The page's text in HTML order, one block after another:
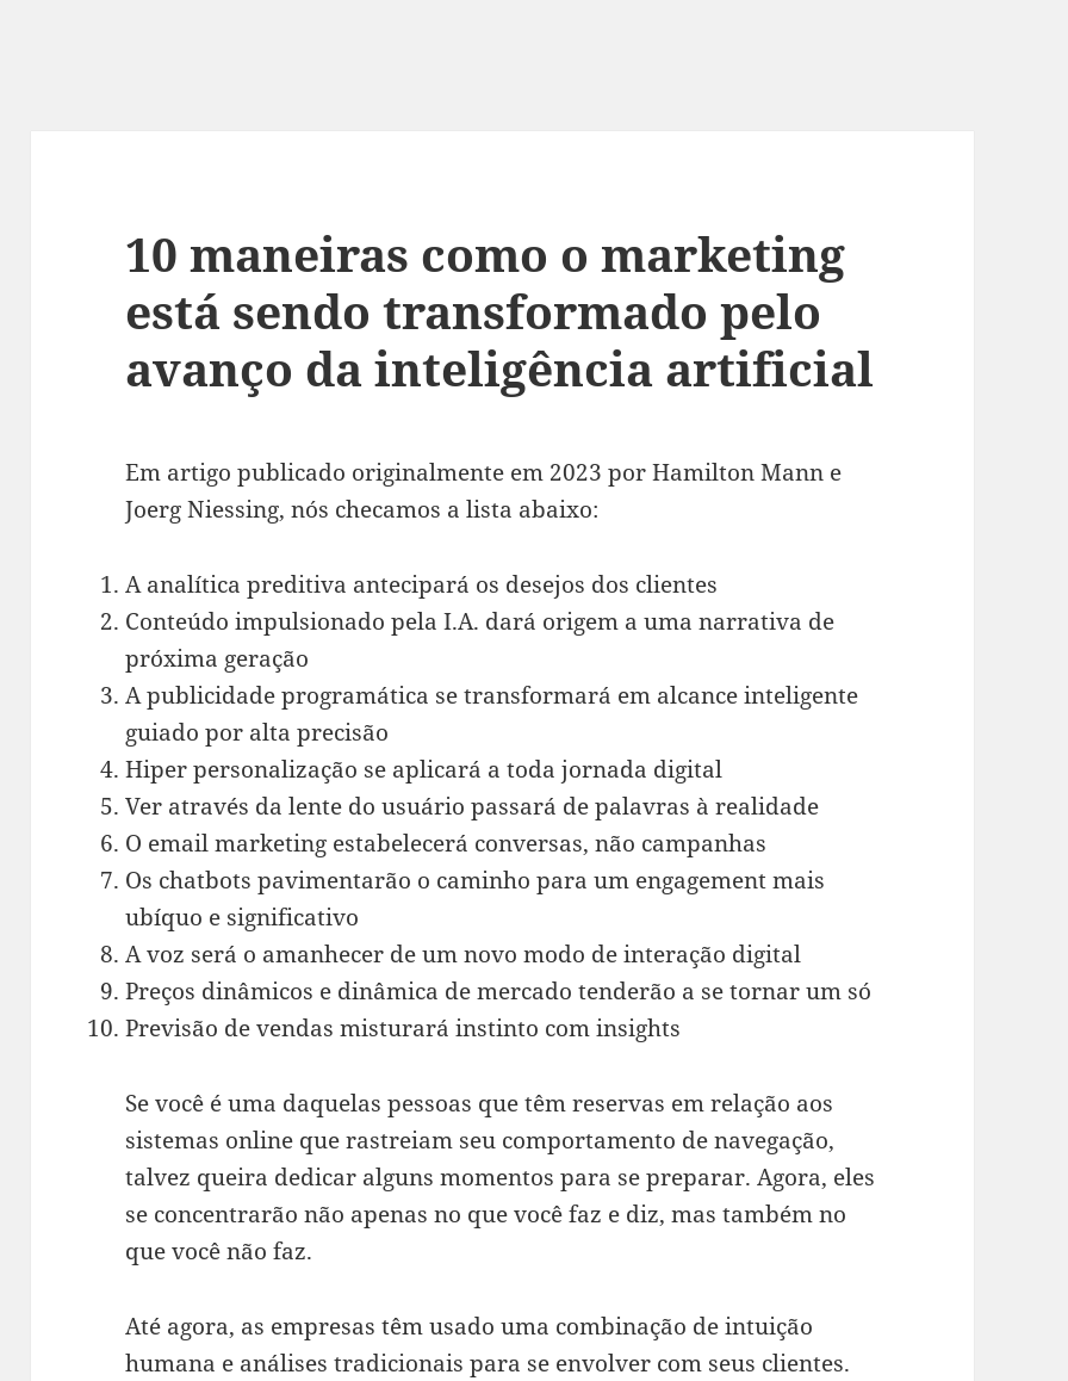
10 maneiras como o marketing
está sendo transformado pelo
avanço da inteligência artificial
Em artigo publicado originalmente em 2023 por Hamilton Mann e
Joerg Niessing, nós checamos a lista abaixo:
A analítica preditiva antecipará os desejos dos clientes
Conteúdo impulsionado pela I.A. dará origem a uma narrativa de
próxima geração
A publicidade programática se transformará em alcance inteligente
guiado por alta precisão
Hiper personalização se aplicará a toda jornada digital
Ver através da lente do usuário passará de palavras à realidade
O email marketing estabelecerá conversas, não campanhas
Os chatbots pavimentarão o caminho para um engagement mais
ubíquo e significativo
A voz será o amanhecer de um novo modo de interação digital
Preços dinâmicos e dinâmica de mercado tenderão a se tornar um só
Previsão de vendas misturará instinto com insights
Se você é uma daquelas pessoas que têm reservas em relação aos
sistemas online que rastreiam seu comportamento de navegação,
talvez queira dedicar alguns momentos para se preparar. Agora, eles
se concentrarão não apenas no que você faz e diz, mas também no
que você não faz.
Até agora, as empresas têm usado uma combinação de intuição
humana e análises tradicionais para se envolver com seus clientes.